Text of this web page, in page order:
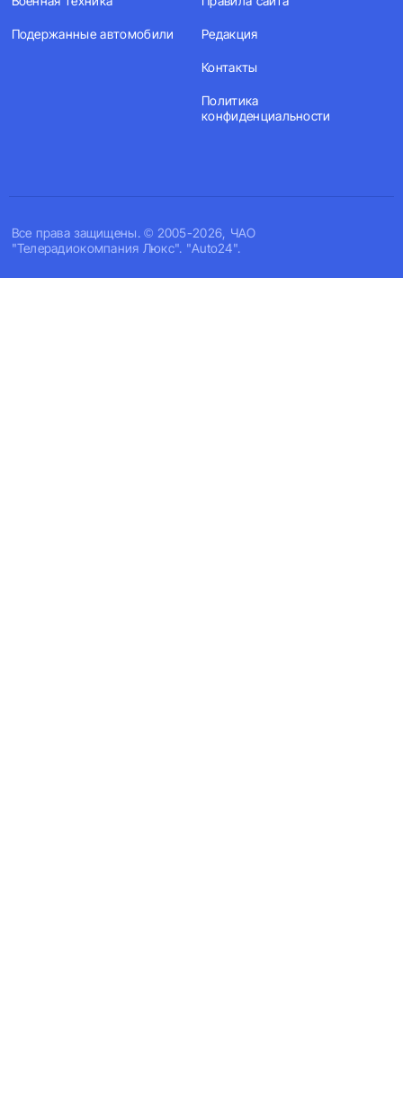
Все права защищены. © 2005-2026, ЧАО
"Телерадиокомпания Люкс". "Auto24".
Подержанные автомобили Редакция
Контакты
Политика
конфиденциальности